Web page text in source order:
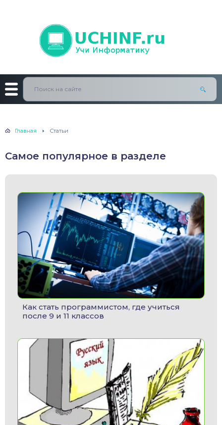
Главная Статьи
Самое популярное в разделе
Как стать программистом, где учиться
после 9 и 11 классов